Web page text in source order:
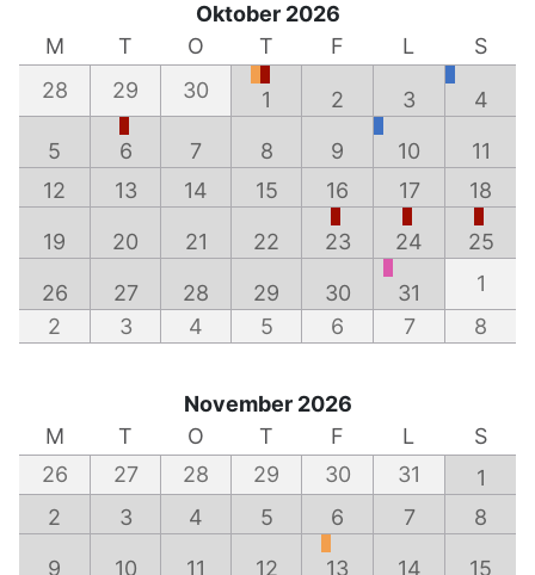
Oktober 2026
M
T O T F L
S
28
29 30 1 2 3 4
5 6 7 8 9 10
11
12
13 14 15 16 17 18
19 20 21 22 23 24 25
26 27 28 29 30 31
1
2
3 4 5 6 7 8
November 2026
M
T O T F L
S
26
27 28 29 30 31
1
2
3 4 5 6 7 8
9 10 11 12 13 14
15